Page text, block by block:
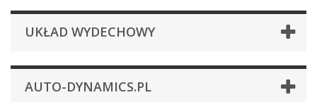
UKŁAD WYDECHOWY
AUTO-DYNAMICS.PL